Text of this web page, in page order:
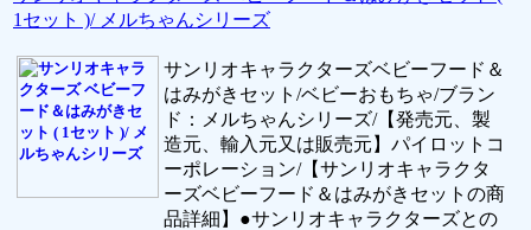
1セット )/ メルちゃんシリーズ
サンリオキャラクターズベビーフード＆
はみがきセット/ベビーおもちゃ/ブラン
ド：メルちゃんシリーズ/【発売元、製
造元、輸入元又は販売元】パイロットコ
ーポレーション/【サンリオキャラクタ
ーズベビーフード＆はみがきセットの商
品詳細】●サンリオキャラクターズとの